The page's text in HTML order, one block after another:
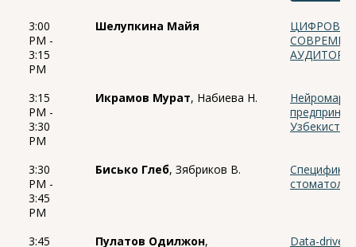
3:00
PM -
3:15
PM
Шелупкина Майя
ЦИФРОВОЙ
3:15
PM -
3:30
PM
Икрамов Мурат, Набиева Н.
Узбекистан
3:30
PM -
3:45
PM
Бисько Глеб, Зябриков В.
Специфика
3:45 Пулатов Одилжон, Data-driven